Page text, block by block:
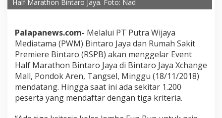
Half Marathon Bintaro Jaya. Foto: Nad
Palapanews.com- Melalui PT Putra Wijaya
Mediatama (PWM) Bintaro Jaya dan Rumah Sakit
Premiere Bintaro (RSPB) akan menggelar Event
Half Marathon Bintaro Jaya di Bintaro Jaya Xchange
Mall, Pondok Aren, Tangsel, Minggu (18/11/2018)
mendatang. Hingga saat ini ada sekitar 1.200
peserta yang mendaftar dengan tiga kriteria.